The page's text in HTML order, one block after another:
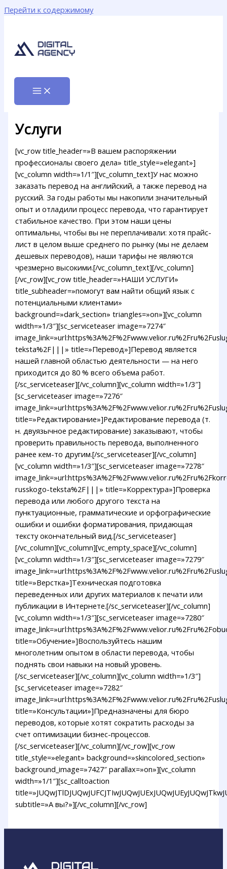
Перейти к содержимому
Услуги
[vc_row title_header=»В вашем распоряжении
профессионалы своего дела» title_style=»elegant»]
[vc_column width=»1/1″][vc_column_text]У нас можно
заказать перевод на английский, а также перевод на
русский. За годы работы мы накопили значительный
опыт и отладили процесс перевода, что гарантирует
стабильное качество. При этом наши цены
оптимальны, чтобы вы не переплачивали: хотя прайс-
лист в целом выше среднего по рынку (мы не делаем
дешевых переводов), наши тарифы не являются
чрезмерно высокими.[/vc_column_text][/vc_column]
[/vc_row][vc_row title_header=»НАШИ УСЛУГИ»
title_subheader=»помогут вам найти общий язык с
потенциальными клиентами»
background=»dark_section» triangles=»on»][vc_column
width=»1/3″][sc_serviceteaser image=»7274″
teksta%2F|||» title=»Перевод»]Перевод является
нашей главной областью деятельности — на него
приходится до 80 % всего объема работ.
[/sc_serviceteaser][/vc_column][vc_column width=»1/3″]
[sc_serviceteaser image=»7276″
title=»Редактирование»]Редактирование перевода (т.
н. двуязычное редактирование) заказывают, чтобы
проверить правильность перевода, выполненного
ранее кем-то другим.[/sc_serviceteaser][/vc_column]
[vc_column width=»1/3″][sc_serviceteaser image=»7278″
russkogo-teksta%2F|||» title=»Корректура»]Проверка
перевода или любого другого текста на
пунктуационные, грамматические и орфографические
ошибки и ошибки форматирования, придающая
тексту окончательный вид.[/sc_serviceteaser]
[/vc_column][vc_column][vc_empty_space][/vc_column]
[vc_column width=»1/3″][sc_serviceteaser image=»7279″
title=»Верстка»]Техническая подготовка
переведенных или других материалов к печати или
публикации в Интернете.[/sc_serviceteaser][/vc_column]
[vc_column width=»1/3″][sc_serviceteaser image=»7280″
title=»Обучение»]Воспользуйтесь нашим
многолетним опытом в области перевода, чтобы
поднять свои навыки на новый уровень.
[/sc_serviceteaser][/vc_column][vc_column width=»1/3″]
[sc_serviceteaser image=»7282″
title=»Консультации»]Предназначены для бюро
переводов, которые хотят сократить расходы за
счет оптимизации бизнес-процессов.
[/sc_serviceteaser][/vc_column][/vc_row][vc_row
title_style=»elegant» background=»skincolored_section»
background_image=»7427″ parallax=»on»][vc_column
width=»1/1″][sc_calltoaction
subtitle=»А вы?»][/vc_column][/vc_row]